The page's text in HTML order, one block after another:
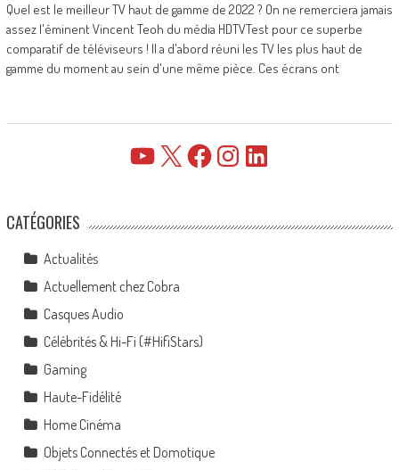
Quel est le meilleur TV haut de gamme de 2022 ? On ne remerciera jamais
assez l'éminent Vincent Teoh du média HDTVTest pour ce superbe
comparatif de téléviseurs ! Il a d'abord réuni les TV les plus haut de
gamme du moment au sein d'une même pièce. Ces écrans ont
YouTube FacebookInstagramLinkedIn
CATÉGORIES
Actualités
Actuellement chez Cobra
Casques Audio
Célébrités & Hi-Fi (#HifiStars)
Gaming
Haute-Fidélité
Home Cinéma
Objets Connectés et Domotique